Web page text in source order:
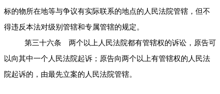
标的物所在地等与争议有实际联系的地点的人民法院管辖，但不
得违反本法对级别管辖和专属管辖的规定。
第三十六条 两个以上人民法院都有管辖权的诉讼，原告可
以向其中一个人民法院起诉；原告向两个以上有管辖权的人民法
院起诉的，由最先立案的人民法院管辖。